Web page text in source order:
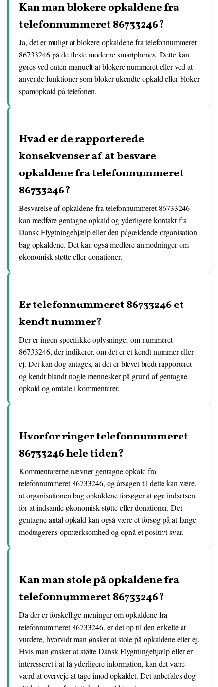
Kan man blokere opkaldene fra
telefonnummeret 86733246?
Ja, det er muligt at blokere opkaldene fra telefonnummeret
86733246 på de fleste moderne smartphones. Dette kan
gøres ved enten manuelt at blokere nummeret eller ved at
anvende funktioner som bloker ukendte opkald eller bloker
spamopkald på telefonen.
Hvad er de rapporterede
konsekvenser af at besvare
opkaldene fra telefonnummeret
86733246?
Besvarelse af opkaldene fra telefonnummeret 86733246
kan medføre gentagne opkald og yderligere kontakt fra
Dansk Flygtningehjælp eller den pågældende organisation
bag opkaldene. Det kan også medføre anmodninger om
økonomisk støtte eller donationer.
Er telefonnummeret 86733246 et
kendt nummer?
Der er ingen specifikke oplysninger om nummeret
86733246, der indikerer, om det er et kendt nummer eller
ej. Det kan dog antages, at det er blevet bredt rapporteret
og kendt blandt nogle mennesker på grund af gentagne
opkald og omtale i kommentarer.
Hvorfor ringer telefonnummeret
86733246 hele tiden?
Kommentarerne nævner gentagne opkald fra
telefonnummeret 86733246, og årsagen til dette kan være,
at organisationen bag opkaldene forsøger at øge indsatsen
for at indsamle økonomisk støtte eller donationer. Det
gentagne antal opkald kan også være et forsøg på at fange
modtagerens opmærksomhed og opnå et positivt svar.
Kan man stole på opkaldene fra
telefonnummeret 86733246?
Da der er forskellige meninger om opkaldene fra
telefonnummeret 86733246, er det op til den enkelte at
vurdere, hvorvidt man ønsker at stole på opkaldene eller ej.
Hvis man ønsker at støtte Dansk Flygtningehjælp eller er
interesseret i at få yderligere information, kan det være
værd at overveje at tage imod opkaldet. Det anbefales dog